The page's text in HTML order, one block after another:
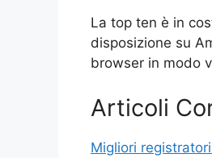
La top ten è in
disposizione su
browser in modo
Articoli
Migliori